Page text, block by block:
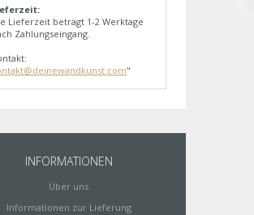
Lieferzeit beträgt 1-2 Werktage
Zahlungseingang.
"
INFORMATIONEN
Über uns
Informationen zur Lieferung